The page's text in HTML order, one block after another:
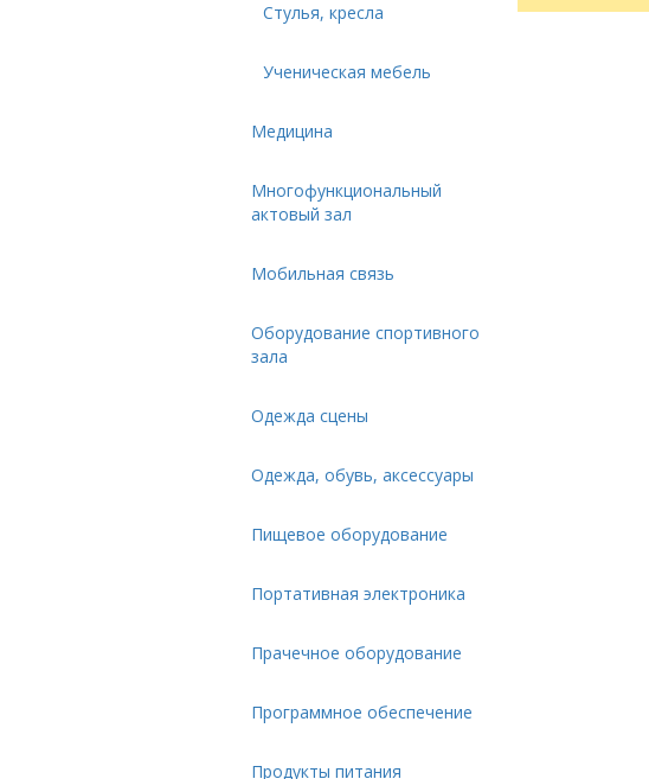
Стулья, кресла
Ученическая мебель
Медицина
Многофункциональный
актовый зал
Мобильная связь
Оборудование спортивного
зала
Одежда сцены
Одежда, обувь, аксессуары
Пищевое оборудование
Портативная электроника
Прачечное оборудование
Программное обеспечение
Продукты питания